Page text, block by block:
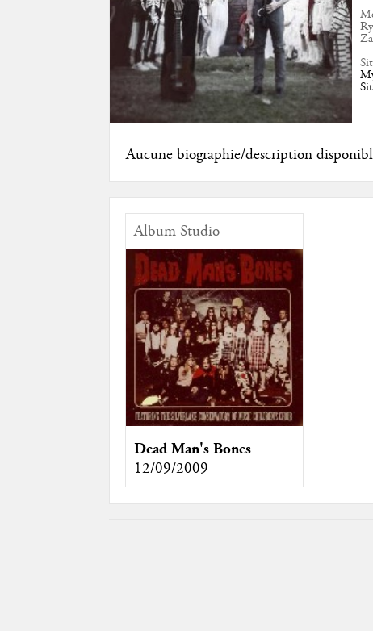
Aucune biographie/description
Album Studio
Dead Man's Bones
12/09/2009